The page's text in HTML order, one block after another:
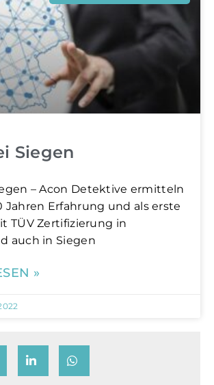
Siegen
– Acon Detektive ermitteln
Erfahrung und als erste
TÜV Zertifizierung in
auch in Siegen
»